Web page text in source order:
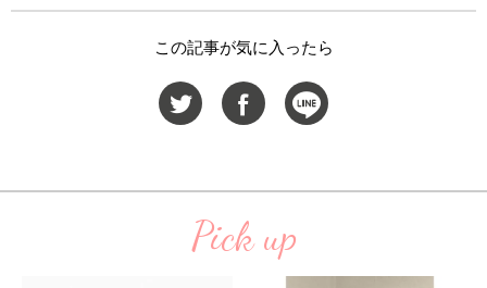
この記事が気に入ったら
Pick up